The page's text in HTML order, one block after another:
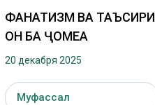
ФАНАТИЗМ ВА ТАЪСИРИ
ОН БА ҶОМЕА
20 декабря 2025
Муфассал